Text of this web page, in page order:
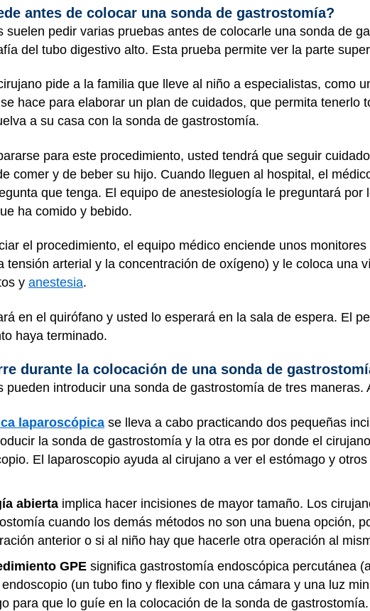
antes de colocar una sonda de gastrostomía?
suelen pedir varias pruebas antes de colocarle una sonda de
del tubo digestivo alto. Esta prueba permite ver la parte
pide a la familia que lleve al niño a especialistas, como
hace para elaborar un plan de cuidados, que permita tenerlo
a su casa con la sonda de gastrostomía.
para este procedimiento, usted tendrá que seguir
comer y de beber su hijo. Cuando lleguen al hospital, el
que tenga. El equipo de anestesiología le preguntará
ha comido y bebido.
el procedimiento, el equipo médico enciende unos
tensión arterial y la concentración de oxígeno) y le coloca una
y anestesia.
en el quirófano y usted lo esperará en la sala de espera. El
haya terminado.
durante la colocación de una sonda de
pueden introducir una sonda de gastrostomía de tres maneras.
laparoscópica se lleva a cabo practicando dos pequeñas
la sonda de gastrostomía y la otra es por donde el
El laparoscopio ayuda al cirujano a ver el estómago y
abierta implica hacer incisiones de mayor tamaño. Los
cuando los demás métodos no son una buena opción,
anterior o si al niño hay que hacerle otra operación al
GPE significa gastrostomía endoscópica percutánea
(un tubo fino y flexible con una cámara y una luz
para que lo guíe en la colocación de la sonda de gastrostomía.